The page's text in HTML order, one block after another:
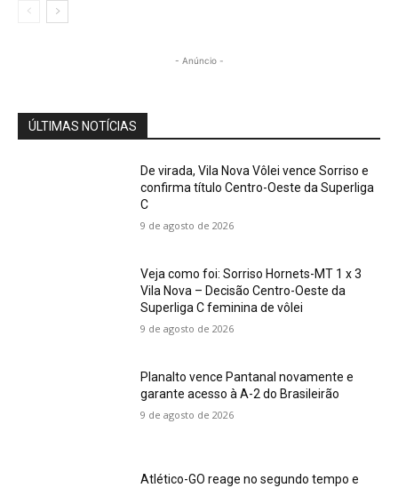
- Anúncio -
ÚLTIMAS NOTÍCIAS
De virada, Vila Nova Vôlei vence Sorriso e
confirma título Centro-Oeste da Superliga
C
9 de agosto de 2026
Veja como foi: Sorriso Hornets-MT 1 x 3
Vila Nova – Decisão Centro-Oeste da
Superliga C feminina de vôlei
9 de agosto de 2026
Planalto vence Pantanal novamente e
garante acesso à A-2 do Brasileirão
9 de agosto de 2026
Atlético-GO reage no segundo tempo e